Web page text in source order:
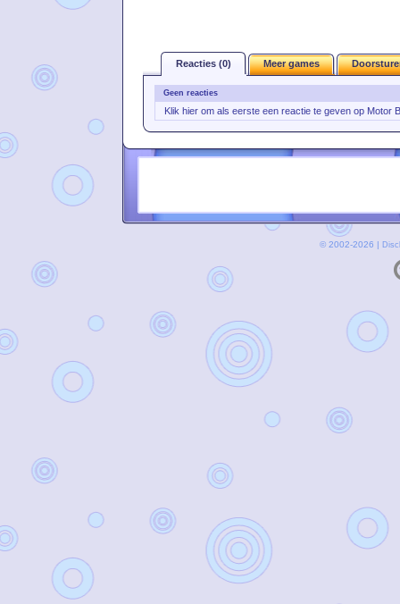
Reacties (0) Meer games
Geen reacties
Klik hier om als eerste een reactie te geven op Motor
© 2002-2026 |